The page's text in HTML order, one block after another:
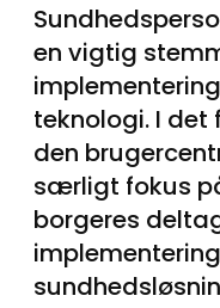
en vigtig
teknologi. I det
den
særligt fokus
borgeres